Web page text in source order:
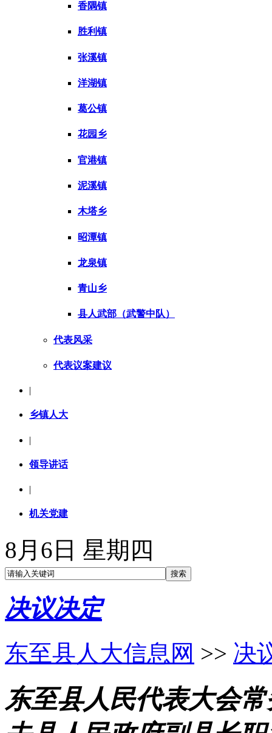
香隅镇
胜利镇
张溪镇
洋湖镇
葛公镇
花园乡
官港镇
泥溪镇
木塔乡
昭潭镇
龙泉镇
青山乡
县人武部（武警中队）
代表风采
代表议案建议
|
乡镇人大
|
领导讲话
|
机关党建
8月6日 星期四
决议决定
东至县人大信息网 >> 决
东至县人民代表大会